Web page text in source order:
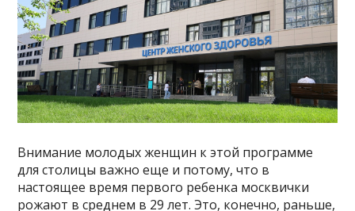
Внимание молодых женщин к этой программе
для столицы важно еще и потому, что в
настоящее время первого ребенка москвички
рожают в среднем в 29 лет. Это, конечно, раньше,